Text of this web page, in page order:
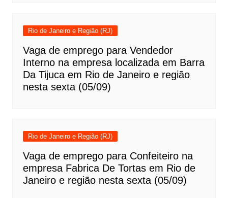
Rio de Janeiro e Região (RJ)
Vaga de emprego para Vendedor
Interno na empresa localizada em Barra
Da Tijuca em Rio de Janeiro e região
nesta sexta (05/09)
Rio de Janeiro e Região (RJ)
Vaga de emprego para Confeiteiro na
empresa Fabrica De Tortas em Rio de
Janeiro e região nesta sexta (05/09)